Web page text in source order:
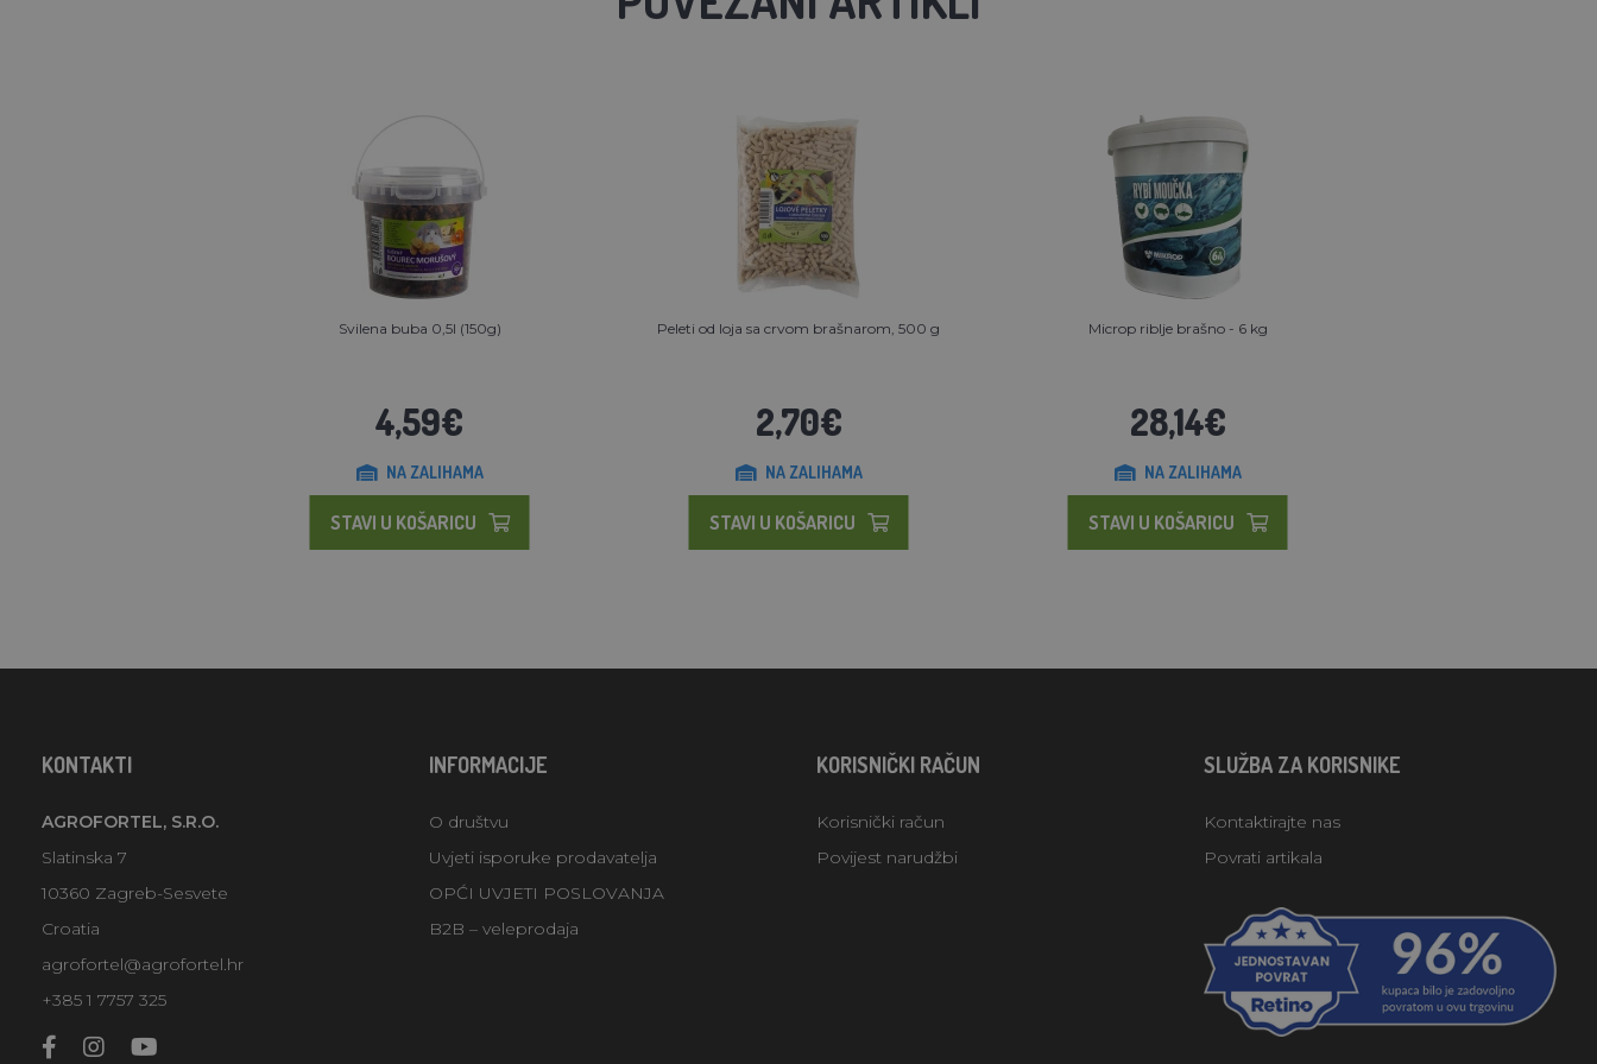
Svilena buba 0,5l (150g)
4,59€
NA ZALIHAMA
STAVI U KOŠARICU
Peleti od loja sa crvom brašnarom, 500 g
2,70€
NA ZALIHAMA
STAVI U KOŠARICU
Microp riblje brašno - 6 kg
28,14€
NA ZALIHAMA
STAVI U KOŠARICU
KONTAKTI
AGROFORTEL, S.R.O.
Slatinska 7
10360 Zagreb-Sesvete
Croatia
agrofortel@agrofortel.hr
+385 1 7757 325
INFORMACIJE
O društvu
Uvjeti isporuke prodavatelja
OPĆI UVJETI POSLOVANJA
B2B – veleprodaja
KORISNIČKI RAČUN
Korisnički račun
Povijest narudžbi
SLUŽBA ZA KORISNIKE
Kontaktirajte nas
Povrati artikala